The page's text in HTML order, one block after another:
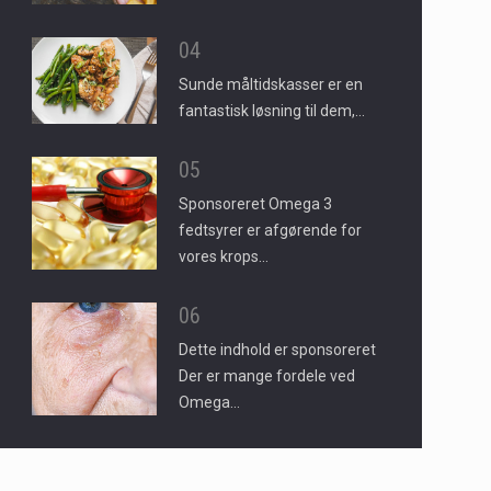
04
Sunde måltidskasser er en
fantastisk løsning til dem,…
05
Sponsoreret Omega 3
fedtsyrer er afgørende for
vores krops…
06
Dette indhold er sponsoreret
Der er mange fordele ved
Omega…